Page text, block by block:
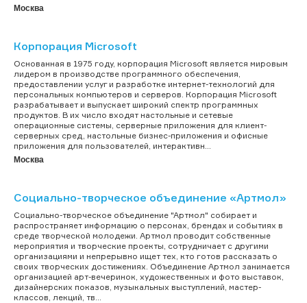
Москва
Корпорация Microsoft
Основанная в 1975 году, корпорация Microsoft является мировым
лидером в производстве программного обеспечения,
предоставлении услуг и разработке интернет-технологий для
персональных компьютеров и серверов. Корпорация Microsoft
разрабатывает и выпускает широкий спектр программных
продуктов. В их число входят настольные и сетевые
операционные системы, серверные приложения для клиент-
серверных сред, настольные бизнес-приложения и офисные
приложения для пользователей, интерактивн...
Москва
Социально-творческое объединение «Артмол»
Социально-творческое объединение "Артмол" собирает и
распространяет информацию о персонах, брендах и событиях в
среде творческой молодежи. Артмол проводит собственные
мероприятия и творческие проекты, сотрудничает с другими
организациями и непрерывно ищет тех, кто готов рассказать о
своих творческих достижениях. Объединение Артмол занимается
организацией арт-вечеринок, художественных и фото выставок,
дизайнерских показов, музыкальных выступлений, мастер-
классов, лекций, тв...